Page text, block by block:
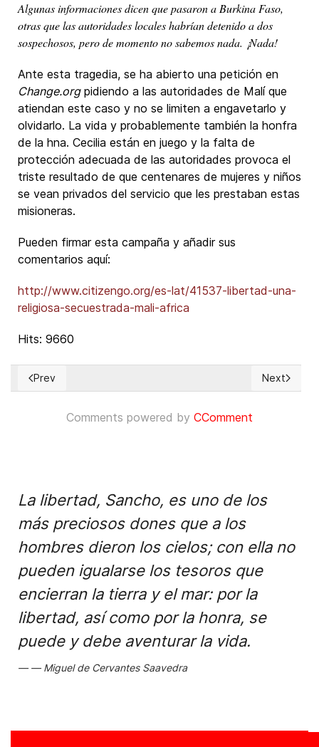
Algunas informaciones dicen que pasaron a Burkina Faso,
otras que las autoridades locales habrían detenido a dos
sospechosos, pero de momento no sabemos nada. ¡Nada!
Ante esta tragedia, se ha abierto una petición en
Change.orgpidiendo a las autoridades de Malí que
atiendan este caso y no se limiten a engavetarlo y
olvidarlo. La vida y probablemente también la honfra
de la hna. Cecilia están en juego y la falta de
protección adecuada de las autoridades provoca el
triste resultado de que centenares de mujeres y niños
se vean privados del servicio que les prestaban estas
misioneras.
Pueden firmar esta campaña y añadir sus
comentarios aquí:
http://www.citizengo.org/es-lat/41537-libertad-una-
religiosa-secuestrada-mali-africa
Hits: 9660
Previous article: Abren en España recogida de firmas por la
Prev Next
Next
Comments powered by CComment
La libertad, Sancho, es uno de los
más preciosos dones que a los
hombres dieron los cielos; con ella no
pueden igualarse los tesoros que
encierran la tierra y el mar: por la
libertad, así como por la honra, se
puede y debe aventurar la vida.
Miguel de Cervantes Saavedra